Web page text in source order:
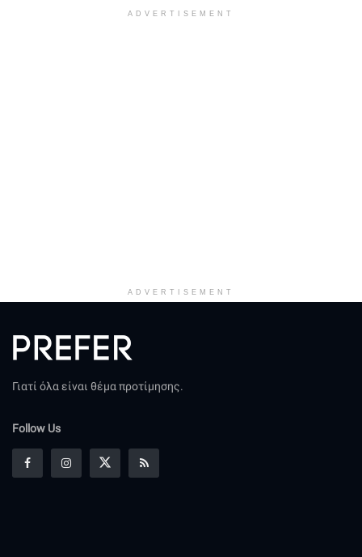
ADVERTISEMENT
ADVERTISEMENT
Γιατί όλα είναι θέμα προτίμησης.
Follow Us